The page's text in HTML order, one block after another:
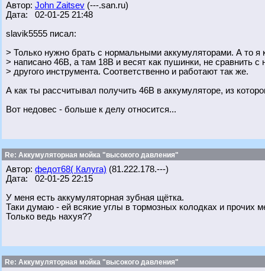
Автор: John Zaitsev (---.san.ru)
Дата: 02-01-25 21:48
slavik5555 писал:
> Только нужно брать с нормальными аккумуляторами. А то я
> написано 46В, а там 18В и весят как пушинки, не сравнить
> другого инструмента. Соответственно и работают так же.
А как ты рассчитывал получить 46В в аккумуляторе, из
Вот недовес - больше к делу относится...
Re: Аккумуляторная мойка "высокого давления"
Автор: федот68( Калуга) (81.222.178.---)
Дата: 02-01-25 22:15
У меня есть аккумуляторная зубная щётка.
Таки думаю - ей всякие углы в тормозных колодках и прочих
Только ведь нахyя??
Re: Аккумуляторная мойка "высокого давления"